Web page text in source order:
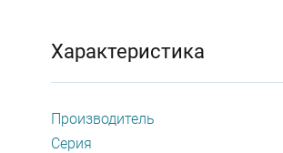
Характеристика
Производитель
Серия